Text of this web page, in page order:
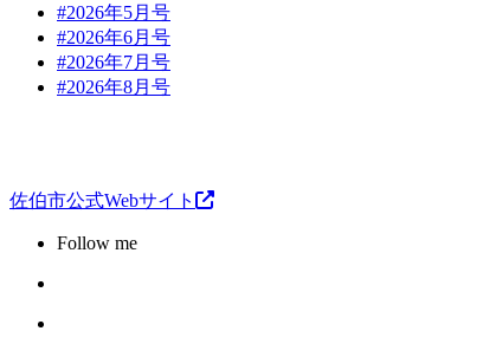
#2026年5月号
#2026年6月号
#2026年7月号
#2026年8月号
佐伯市公式Webサイト
Follow me